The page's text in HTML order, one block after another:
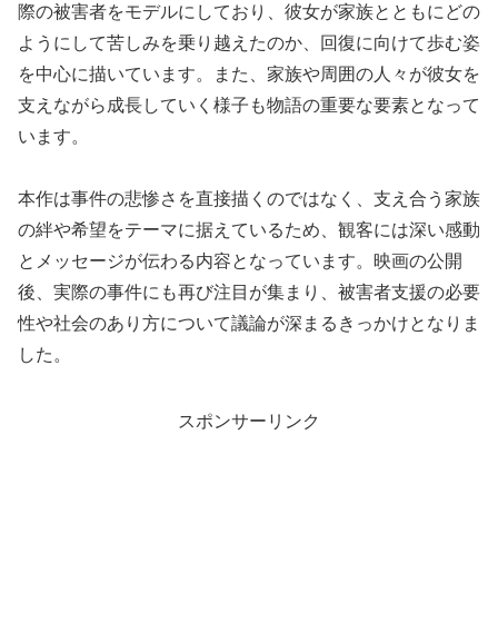
際の被害者をモデルにしており、彼女が家族とともにどの
ようにして苦しみを乗り越えたのか、回復に向けて歩む姿
を中心に描いています。また、家族や周囲の人々が彼女を
支えながら成長していく様子も物語の重要な要素となって
います。
本作は事件の悲惨さを直接描くのではなく、支え合う家族
の絆や希望をテーマに据えているため、観客には深い感動
とメッセージが伝わる内容となっています。映画の公開
後、実際の事件にも再び注目が集まり、被害者支援の必要
性や社会のあり方について議論が深まるきっかけとなりま
した。
スポンサーリンク